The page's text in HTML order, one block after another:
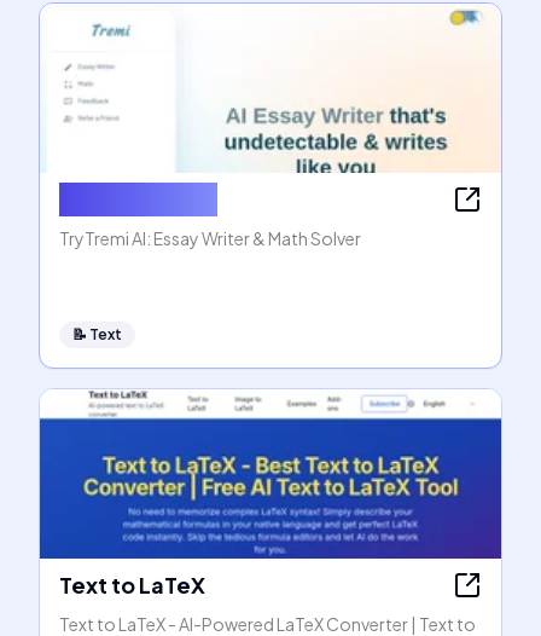
TryTremi AI: Essay Writer & Math Solver
📝 Text
Text to LaTeX
Text to LaTeX - AI-Powered LaTeX Converter | Text to